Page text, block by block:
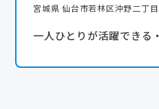
宮城県 仙台市若林区沖野二丁
一人ひとりが活躍できる